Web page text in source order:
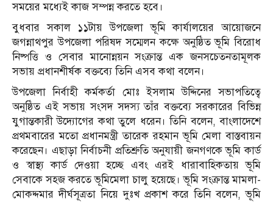
সময়ের মধ্যেই কাজ সম্পন্ন করতে হবে।
বুধবার সকাল ১১টায় উপজেলা ভূমি কার্যালয়ের আয়োজনে
জগন্নাথপুর উপজেলা পরিষদ সম্মেলন কক্ষে অনুষ্ঠিত ভূমি বিরোধ
নিষ্পত্তি ও সেবার মানোন্নয়ন সংক্রান্ত এক জনসচেতনতামূলক
সভায় প্রধানশীর্ষক বক্তব্যে তিনি এসব কথা বলেন।
উপজেলা নির্বাহী কর্মকর্তা মোঃ ইসলাম উদ্দিনের সভাপতিত্বে
অনুষ্ঠিত এই সভায় সংসদ সদস্য তাঁর বক্তব্যে সরকারের বিভিন্ন
যুগান্তকারী উদ্যোগের কথা তুলে ধরেন। তিনি বলেন, বাংলাদেশে
প্রথমবারের মতো প্রধানমন্ত্রী তারেক রহমান ভূমি মেলা বাস্তবায়ন
করেছেন। এছাড়া নির্বাচনী প্রতিশ্রুতি অনুযায়ী জনগণকে ভূমি কার্ড
ও স্বাস্থ্য কার্ড দেওয়া হচ্ছে এবং এরই ধারাবাহিকতায় ভূমি
সেবাকে সহজ করতে ভূমিমেলা চালু হয়েছে। ভূমি সংক্রান্ত মামলা-
মোকদ্দমার দীর্ঘসূত্রতা নিয়ে দুঃখ প্রকাশ করে তিনি বলেন, ভূমি